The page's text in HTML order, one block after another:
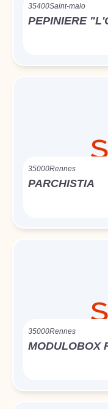
35400Saint-malo
PEPINIERE
35000Rennes
PARCHISTIA
35000Rennes
MODULOBOX